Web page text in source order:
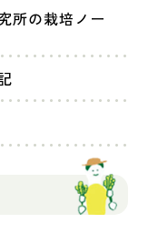
所の栽培ノー